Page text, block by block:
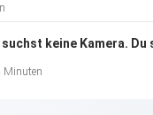
Minuten